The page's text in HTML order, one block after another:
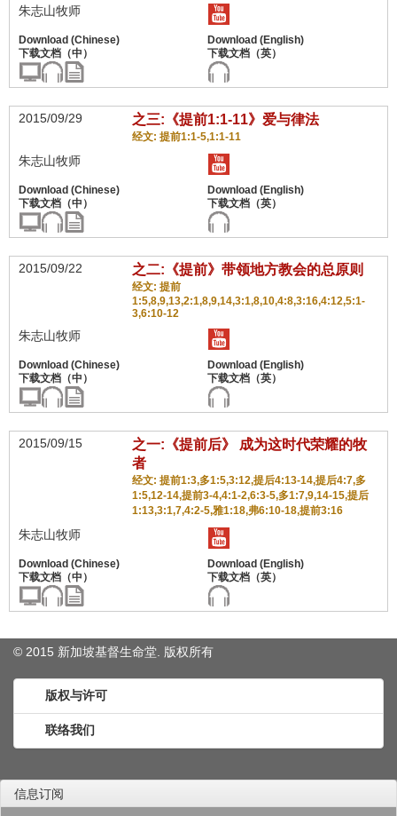
朱志山牧师
2015/09/29 之三:《提前1:1-11》爱与律法
经文: 提前1:1-5,1:1-11
朱志山牧师
2015/09/22 之二:《提前》带领地方教会的总原则
经文: 提前
1:5,8,9,13,2:1,8,9,14,3:1,8,10,4:8,3:16,4:12,5:1-
3,6:10-12
朱志山牧师
2015/09/15
之一:《提前后》 成为这时代荣耀的牧
者
经文: 提前1:3,多1:5,3:12,提后4:13-14,提后4:7,多
1:5,12-14,提前3-4,4:1-2,6:3-5,多1:7,9,14-15,提后
1:13,3:1,7,4:2-5,雅1:18,弗6:10-18,提前3:16
朱志山牧师
© 2015 新加坡基督生命堂. 版权所有
版权与许可
联络我们
信息订阅